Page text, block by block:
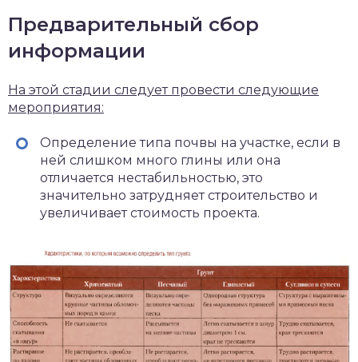
Предварительный сбор
информации
На этой стадии следует провести следующие
мероприятия:
Определение типа почвы на участке, если в
ней слишком много глины или она
отличается нестабильностью, это
значительно затрудняет строительство и
увеличивает стоимость проекта.